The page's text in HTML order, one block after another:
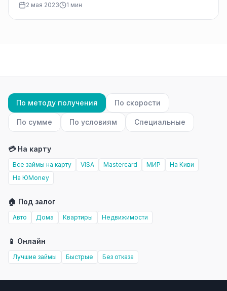
2 мая 2023 1 мин
По методу получения По скорости
По сумме По условиям Специальные
💳 На карту
Все займы на карту VISA Mastercard МИР
На Киви
На ЮMoney
🏠 Под залог
Авто Дома Квартиры Недвижимости
📱 Онлайн
Лучшие займы Быстрые Без отказа